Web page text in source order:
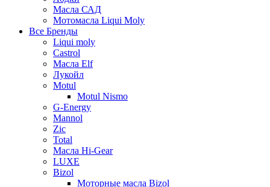
Масла САД
Мотомасла Liqui Moly
Все Бренды
Liqui moly
Castrol
Масла Elf
Лукойл
Motul
Motul Nismo
G-Energy
Mannol
Zic
Total
Масла Hi-Gear
LUXE
Bizol
Моторные масла Bizol